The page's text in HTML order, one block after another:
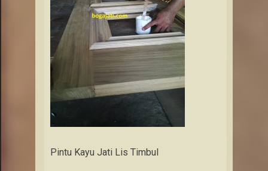
Pintu Kayu Jati Lis Timbul